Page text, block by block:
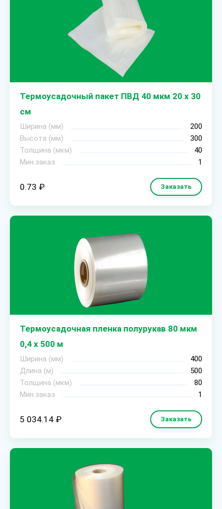
Термоусадочный пакет ПВД 40 мкм 20 х 30
см
Ширина (мм)
200
Высота (мм)
300
Толщина (мкм)
40
Мин.заказ
1
0.73 ₽ Заказать
Термоусадочная пленка полурукав 80 мкм
0,4 х 500 м
Ширина (мм)
400
Длина (м)
500
Толщина (мкм)
80
Мин.заказ
1
5 034.14 ₽ Заказать